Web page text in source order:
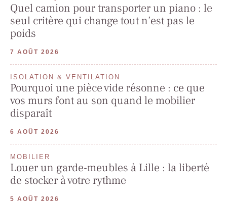
Quel camion pour transporter un piano : le
seul critère qui change tout n’est pas le
poids
7 AOÛT 2026
ISOLATION & VENTILATION
Pourquoi une pièce vide résonne : ce que
vos murs font au son quand le mobilier
disparaît
6 AOÛT 2026
MOBILIER
Louer un garde-meubles à Lille : la liberté
de stocker à votre rythme
5 AOÛT 2026